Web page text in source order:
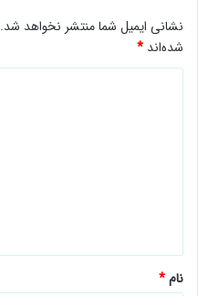
نشانی ایمیل شما منتشر نخواهد شد.
شده‌اند *
نام*